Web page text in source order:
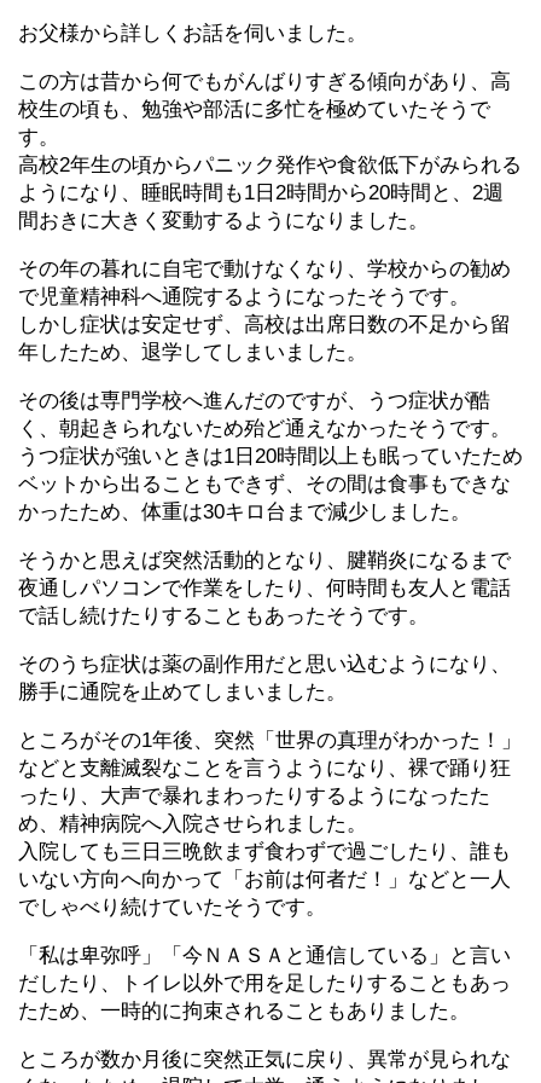
お父様から詳しくお話を伺いました。
この方は昔から何でもがんばりすぎる傾向があり、高
校生の頃も、勉強や部活に多忙を極めていたそうで
す。
高校2年生の頃からパニック発作や食欲低下がみられる
ようになり、睡眠時間も1日2時間から20時間と、2週
間おきに大きく変動するようになりました。
その年の暮れに自宅で動けなくなり、学校からの勧め
で児童精神科へ通院するようになったそうです。
しかし症状は安定せず、高校は出席日数の不足から留
年したため、退学してしまいました。
その後は専門学校へ進んだのですが、うつ症状が酷
く、朝起きられないため殆ど通えなかったそうです。
うつ症状が強いときは1日20時間以上も眠っていたため
ベットから出ることもできず、その間は食事もできな
かったため、体重は30キロ台まで減少しました。
そうかと思えば突然活動的となり、腱鞘炎になるまで
夜通しパソコンで作業をしたり、何時間も友人と電話
で話し続けたりすることもあったそうです。
そのうち症状は薬の副作用だと思い込むようになり、
勝手に通院を止めてしまいました。
ところがその1年後、突然「世界の真理がわかった！」
などと支離滅裂なことを言うようになり、裸で踊り狂
ったり、大声で暴れまわったりするようになったた
め、精神病院へ入院させられました。
入院しても三日三晩飲まず食わずで過ごしたり、誰も
いない方向へ向かって「お前は何者だ！」などと一人
でしゃべり続けていたそうです。
「私は卑弥呼」「今ＮＡＳＡと通信している」と言い
だしたり、トイレ以外で用を足したりすることもあっ
たため、一時的に拘束されることもありました。
ところが数か月後に突然正気に戻り、異常が見られな